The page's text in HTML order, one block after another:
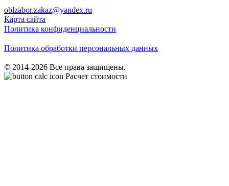
oblzabor.zakaz@yandex.ru
Карта сайта
Политика конфиденциальности
Политика обработки персональных данных
© 2014-2026 Все права защищены.
Расчет стоимости